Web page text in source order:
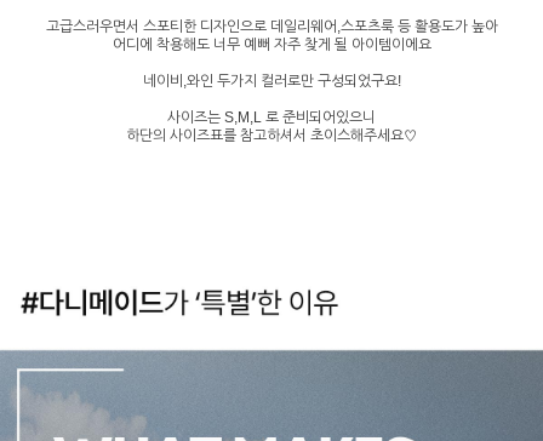
고급스러우면서 스포티한 디자인으로 데일리웨어,스포츠룩 등 활용도가 높아
어디에 착용해도 너무 예뻐 자주 찾게 될 아이템이에요
네이비,와인 두가지 컬러로만 구성되었구요!
사이즈는 S,M,L 로 준비되어있으니
하단의 사이즈표를 참고하셔서 초이스해주세요♡